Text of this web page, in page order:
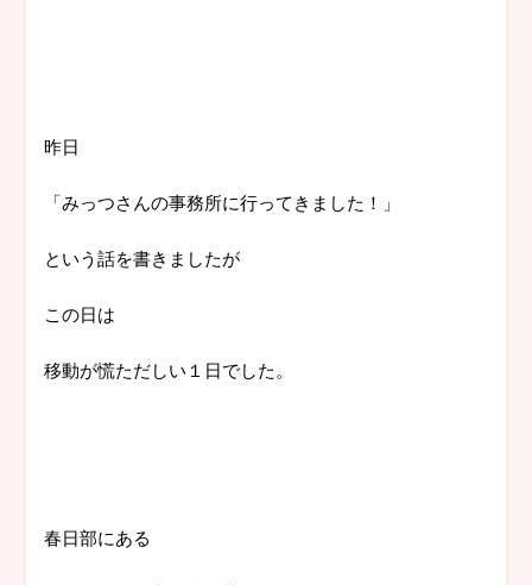
昨日
「みっつさんの事務所に行ってきました！」
という話を書きましたが
この日は
移動が慌ただしい１日でした。
春日部にある